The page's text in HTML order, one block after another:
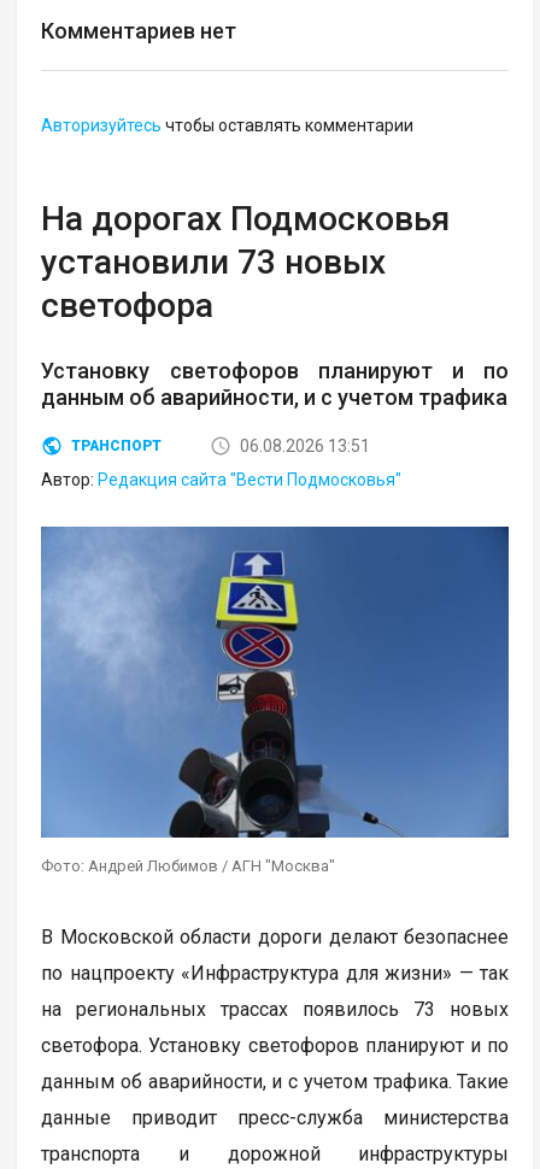
Комментариев нет
Авторизуйтесь чтобы оставлять комментарии
На дорогах Подмосковья
установили 73 новых
светофора
Установку светофоров планируют и по
данным об аварийности, и с учетом трафика
ТРАНСПОРТ
06.08.2026 13:51
Автор: Редакция сайта "Вести Подмосковья"
Фото: Андрей Любимов / АГН "Москва"
В Московской области дороги делают безопаснее
по нацпроекту «Инфраструктура для жизни» — так
на региональных трассах появилось 73 новых
светофора. Установку светофоров планируют и по
данным об аварийности, и с учетом трафика. Такие
данные приводит пресс-служба министерства
транспорта и дорожной инфраструктуры